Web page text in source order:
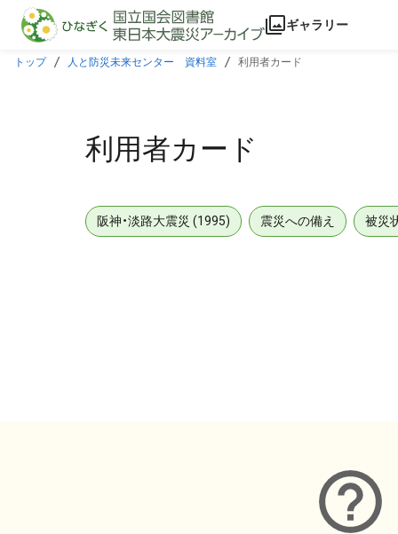
本文に飛ぶ
ギャラリー
トップ 人と防災未来センター 資料室 利用者カード
利用者カード
阪神・淡路大震災 (1995) 震災への備え 被災